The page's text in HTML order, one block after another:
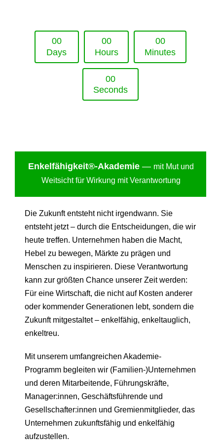
00
Days
00
Hours
00
Minutes
00
Seconds
Enkelfähigkeit®-Akademie — mit Mut und
Weitsicht für Wirkung mit Verantwortung
Die Zukunft entsteht nicht irgendwann. Sie
entsteht jetzt – durch die Entscheidungen, die wir
heute treffen. Unternehmen haben die Macht,
Hebel zu bewegen, Märkte zu prägen und
Menschen zu inspirieren. Diese Verantwortung
kann zur größten Chance unserer Zeit werden:
Für eine Wirtschaft, die nicht auf Kosten anderer
oder kommender Generationen lebt, sondern die
Zukunft mitgestaltet – enkelfähig, enkeltauglich,
enkeltreu.
Mit unserem umfangreichen Akademie-
Programm begleiten wir (Familien-)Unternehmen
und deren Mitarbeitende, Führungskräfte,
Manager:innen, Geschäftsführende und
Gesellschafter:innen und Gremienmitglieder, das
Unternehmen zukunftsfähig und enkelfähig
aufzustellen.